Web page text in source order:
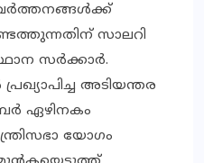
സാലറി
സര്‍ക്കാര്‍.
അടിയന്തര
ഏഴിനകം
യോഗം